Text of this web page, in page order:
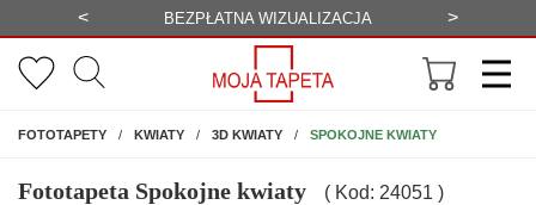
< BEZPŁATNA WIZUALIZACJA >
FOTOTAPETYNA ŚCIANĘ
KWIATY 3D KWIATY SPOKOJNE KWIATY
Fototapeta Spokojne kwiaty ( Kod: 24051 )